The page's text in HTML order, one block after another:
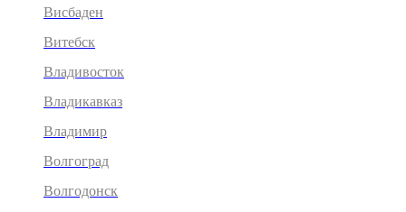
Висбаден
Витебск
Владивосток
Владикавказ
Владимир
Волгоград
Волгодонск